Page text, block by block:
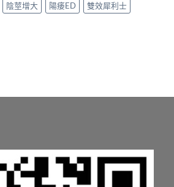
陰莖增大 陽痿ED
雙效犀利士